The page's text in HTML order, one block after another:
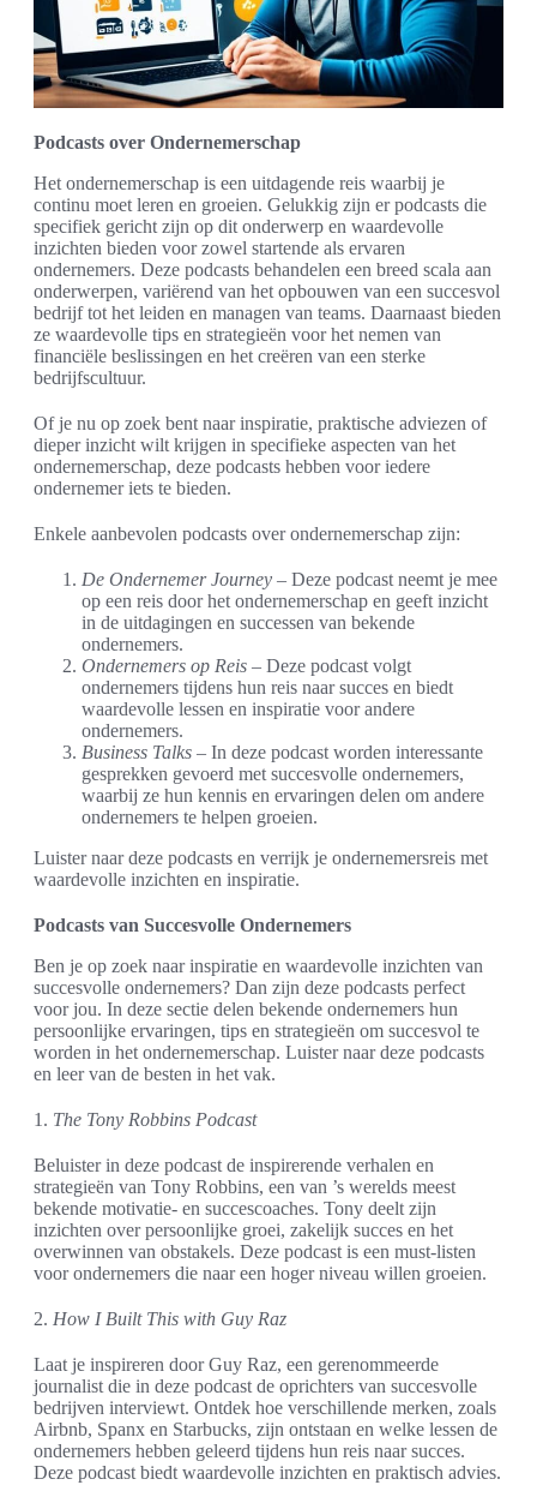
Podcasts over Ondernemerschap
Het ondernemerschap is een uitdagende reis waarbij je
continu moet leren en groeien. Gelukkig zijn er podcasts die
specifiek gericht zijn op dit onderwerp en waardevolle
inzichten bieden voor zowel startende als ervaren
ondernemers. Deze podcasts behandelen een breed scala aan
onderwerpen, variërend van het opbouwen van een succesvol
bedrijf tot het leiden en managen van teams. Daarnaast bieden
ze waardevolle tips en strategieën voor het nemen van
financiële beslissingen en het creëren van een sterke
bedrijfscultuur.
Of je nu op zoek bent naar inspiratie, praktische adviezen of
dieper inzicht wilt krijgen in specifieke aspecten van het
ondernemerschap, deze podcasts hebben voor iedere
ondernemer iets te bieden.
Enkele aanbevolen podcasts over ondernemerschap zijn:
De Ondernemer Journey – Deze podcast neemt je mee
op een reis door het ondernemerschap en geeft inzicht
in de uitdagingen en successen van bekende
ondernemers.
Ondernemers op Reis – Deze podcast volgt
ondernemers tijdens hun reis naar succes en biedt
waardevolle lessen en inspiratie voor andere
ondernemers.
Business Talks – In deze podcast worden interessante
gesprekken gevoerd met succesvolle ondernemers,
waarbij ze hun kennis en ervaringen delen om andere
ondernemers te helpen groeien.
Luister naar deze podcasts en verrijk je ondernemersreis met
waardevolle inzichten en inspiratie.
Podcasts van Succesvolle Ondernemers
Ben je op zoek naar inspiratie en waardevolle inzichten van
succesvolle ondernemers? Dan zijn deze podcasts perfect
voor jou. In deze sectie delen bekende ondernemers hun
persoonlijke ervaringen, tips en strategieën om succesvol te
worden in het ondernemerschap. Luister naar deze podcasts
en leer van de besten in het vak.
1. The Tony Robbins Podcast
Beluister in deze podcast de inspirerende verhalen en
strategieën van Tony Robbins, een van ’s werelds meest
bekende motivatie- en succescoaches. Tony deelt zijn
inzichten over persoonlijke groei, zakelijk succes en het
overwinnen van obstakels. Deze podcast is een must-listen
voor ondernemers die naar een hoger niveau willen groeien.
2. How I Built This with Guy Raz
Laat je inspireren door Guy Raz, een gerenommeerde
journalist die in deze podcast de oprichters van succesvolle
bedrijven interviewt. Ontdek hoe verschillende merken, zoals
Airbnb, Spanx en Starbucks, zijn ontstaan en welke lessen de
ondernemers hebben geleerd tijdens hun reis naar succes.
Deze podcast biedt waardevolle inzichten en praktisch advies.